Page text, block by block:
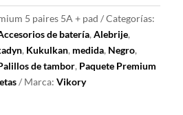
5 paires 5A + pad
Categorías:
de batería,Alebrije,
, Kukulkan, medida, Negro,
de tambor, Paquete Premium
Marca:Vikory